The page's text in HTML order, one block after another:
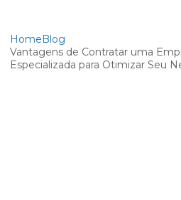
HomeBlog
Vantagens de Contratar uma
Especializada para Otimizar Seu